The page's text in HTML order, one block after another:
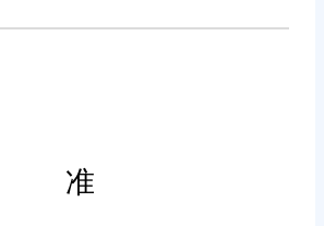
库存积压。
据复盘优化
准